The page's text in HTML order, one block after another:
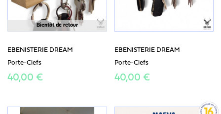
Bientôt de retour
EBENISTERIE DREAM
Porte-Clefs
40,00 €
EBENISTERIE DREAM
Porte-Clefs
40,00 €